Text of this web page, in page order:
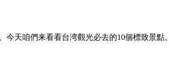
天咱們来看看台湾觀光必去的10個標致景點。